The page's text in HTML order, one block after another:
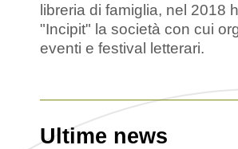
libreria di famiglia, nel 2018
"Incipit" la società con cui
eventi e festival letterari.
Ultime news